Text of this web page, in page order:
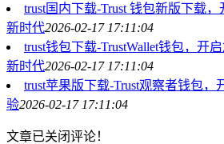
trust国内下载-Trust 钱包新版下载
新时代2026-02-17 17:11:04
trust钱包下载-TrustWallet钱包，开
新时代2026-02-17 17:11:04
trust苹果版下载-Trust观察者钱包，
验2026-02-17 17:11:04
文章已关闭评论！